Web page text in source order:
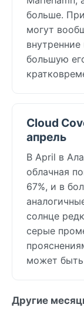
больше.
могут
большую
Cloud
апрель
В April в
облачная
67%, и в
солнце
серые
может
Другие